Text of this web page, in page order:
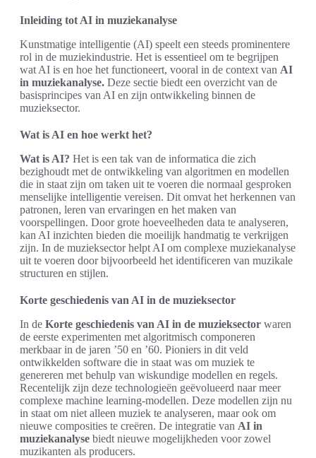
Inleiding tot AI in muziekanalyse
Kunstmatige intelligentie (AI) speelt een steeds prominentere
rol in de muziekindustrie. Het is essentieel om te begrijpen
wat AI is en hoe het functioneert, vooral in de context van AI
in muziekanalyse. Deze sectie biedt een overzicht van de
basisprincipes van AI en zijn ontwikkeling binnen de
muzieksector.
Wat is AI en hoe werkt het?
Wat is AI? Het is een tak van de informatica die zich
bezighoudt met de ontwikkeling van algoritmen en modellen
die in staat zijn om taken uit te voeren die normaal gesproken
menselijke intelligentie vereisen. Dit omvat het herkennen van
patronen, leren van ervaringen en het maken van
voorspellingen. Door grote hoeveelheden data te analyseren,
kan AI inzichten bieden die moeilijk handmatig te verkrijgen
zijn. In de muzieksector helpt AI om complexe muziekanalyse
uit te voeren door bijvoorbeeld het identificeren van muzikale
structuren en stijlen.
Korte geschiedenis van AI in de muzieksector
In de Korte geschiedenis van AI in de muzieksector waren
de eerste experimenten met algoritmisch componeren
merkbaar in de jaren ’50 en ’60. Pioniers in dit veld
ontwikkelden software die in staat was om muziek te
genereren met behulp van wiskundige modellen en regels.
Recentelijk zijn deze technologieën geëvolueerd naar meer
complexe machine learning-modellen. Deze modellen zijn nu
in staat om niet alleen muziek te analyseren, maar ook om
nieuwe composities te creëren. De integratie van AI in
muziekanalyse biedt nieuwe mogelijkheden voor zowel
muzikanten als producers.